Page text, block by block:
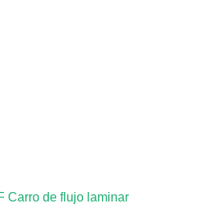
Carro de flujo laminar